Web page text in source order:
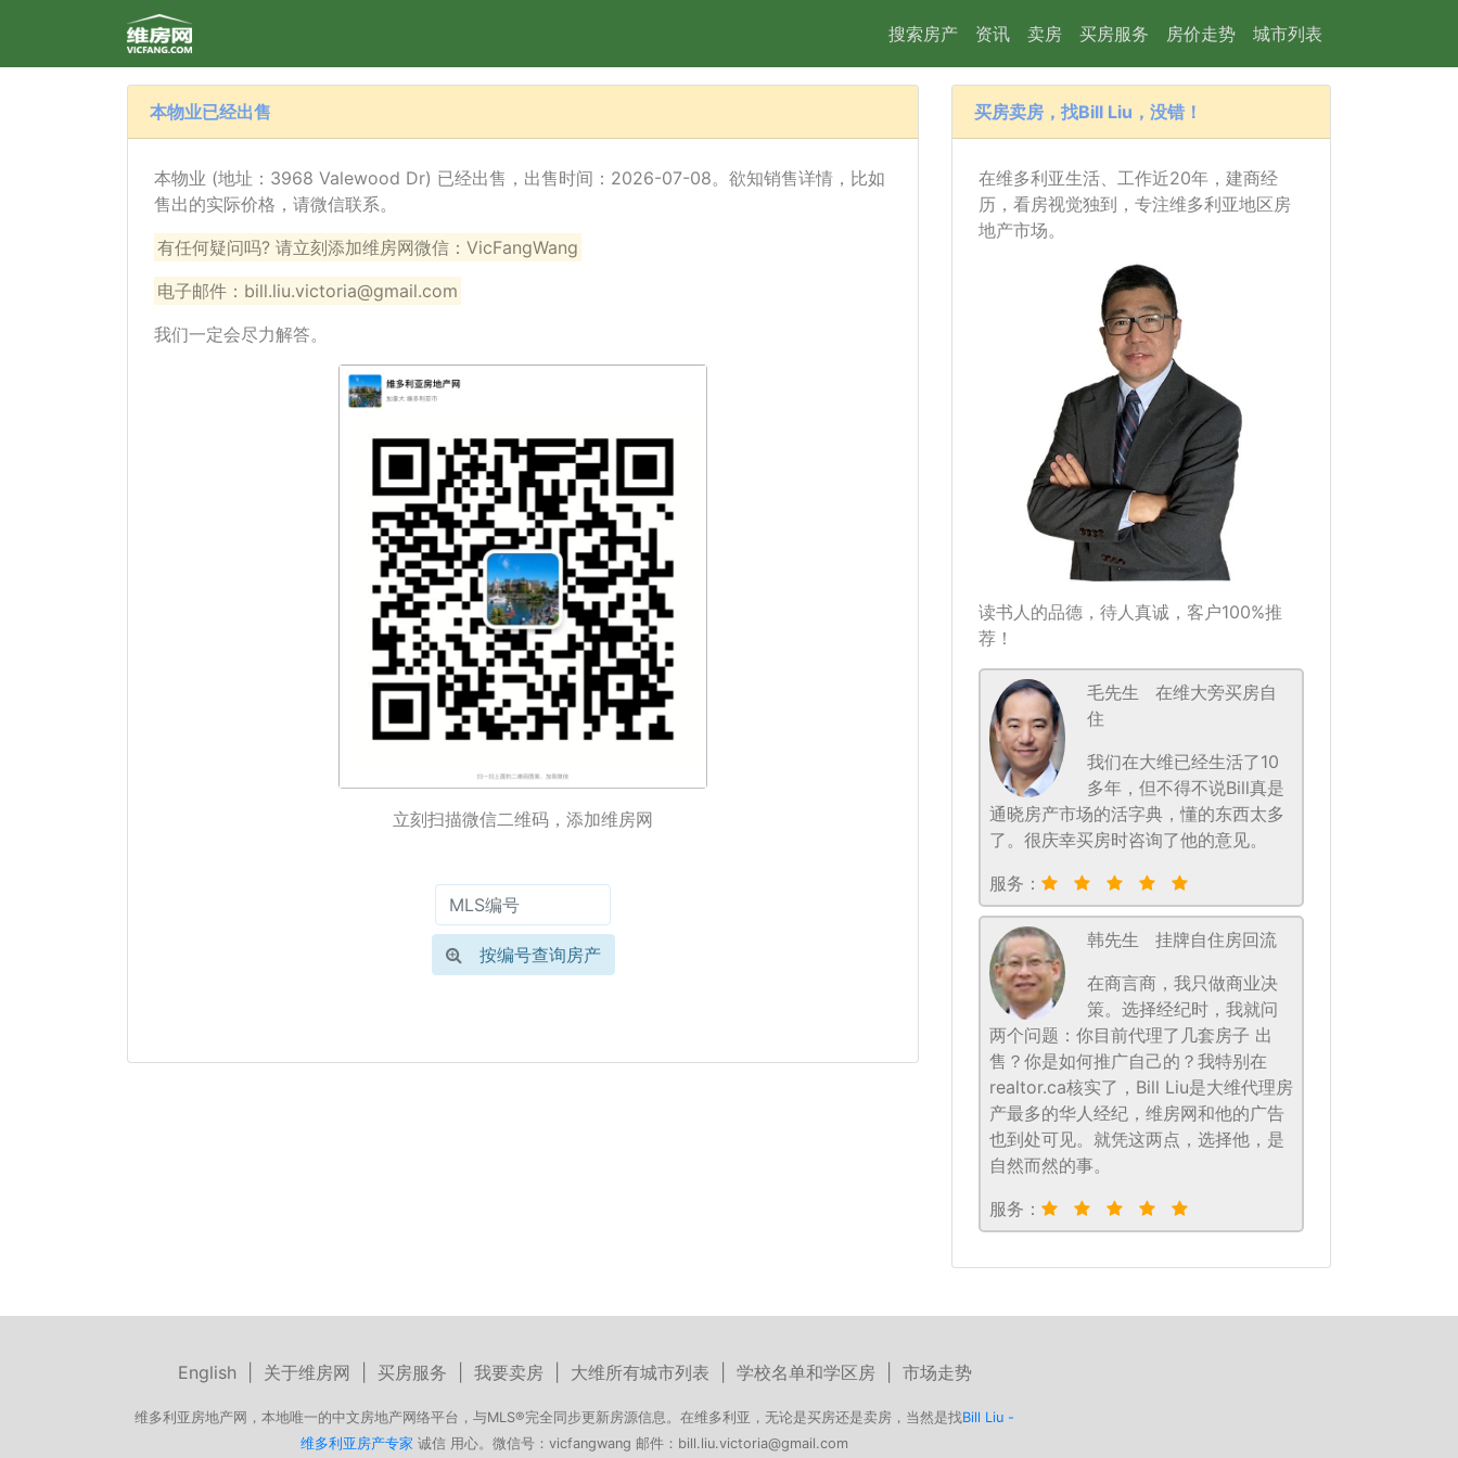
搜索房产 资讯 卖房 买房服务 房价走势 城市列表
本物业已经出售
本物业 (地址：3968 Valewood Dr) 已经出售，出售时间：2026-07-08。欲知销售详情，比如
售出的实际价格，请微信联系。
有任何疑问吗? 请立刻添加维房网微信：VicFangWang
电子邮件：bill.liu.victoria@gmail.com
我们一定会尽力解答。
立刻扫描微信二维码，添加维房网
按编号查询房产
买房卖房，找Bill Liu，没错！
在维多利亚生活、工作近20年，建商经
历，看房视觉独到，专注维多利亚地区房
地产市场。
读书人的品德，待人真诚，客户100%推
荐！
毛先生
在维大旁买房自
住
我们在大维已经生活了10
多年，但不得不说Bill真是
通晓房产市场的活字典，懂的东西太多
了。很庆幸买房时咨询了他的意见。
服务：
韩先生
挂牌自住房回流
在商言商，我只做商业决
策。选择经纪时，我就问
两个问题：你目前代理了几套房子 出
售？你是如何推广自己的？我特别在
realtor.ca核实了，Bill Liu是大维代理房
产最多的华人经纪，维房网和他的广告
也到处可见。就凭这两点，选择他，是
自然而然的事。
服务：
English| 关于维房网 买房服务 我要卖房| 大维所有城市列表 学校名单和学区房| 市场走势
维多利亚房地产网，本地唯一的中文房地产网络平台，与MLS®完全同步更新房源信息。在维多利亚，无论是买房还是卖房，当然是找Bill Liu -
维多利亚房产专家 诚信 用心。微信号：vicfangwang 邮件：bill.liu.victoria@gmail.com